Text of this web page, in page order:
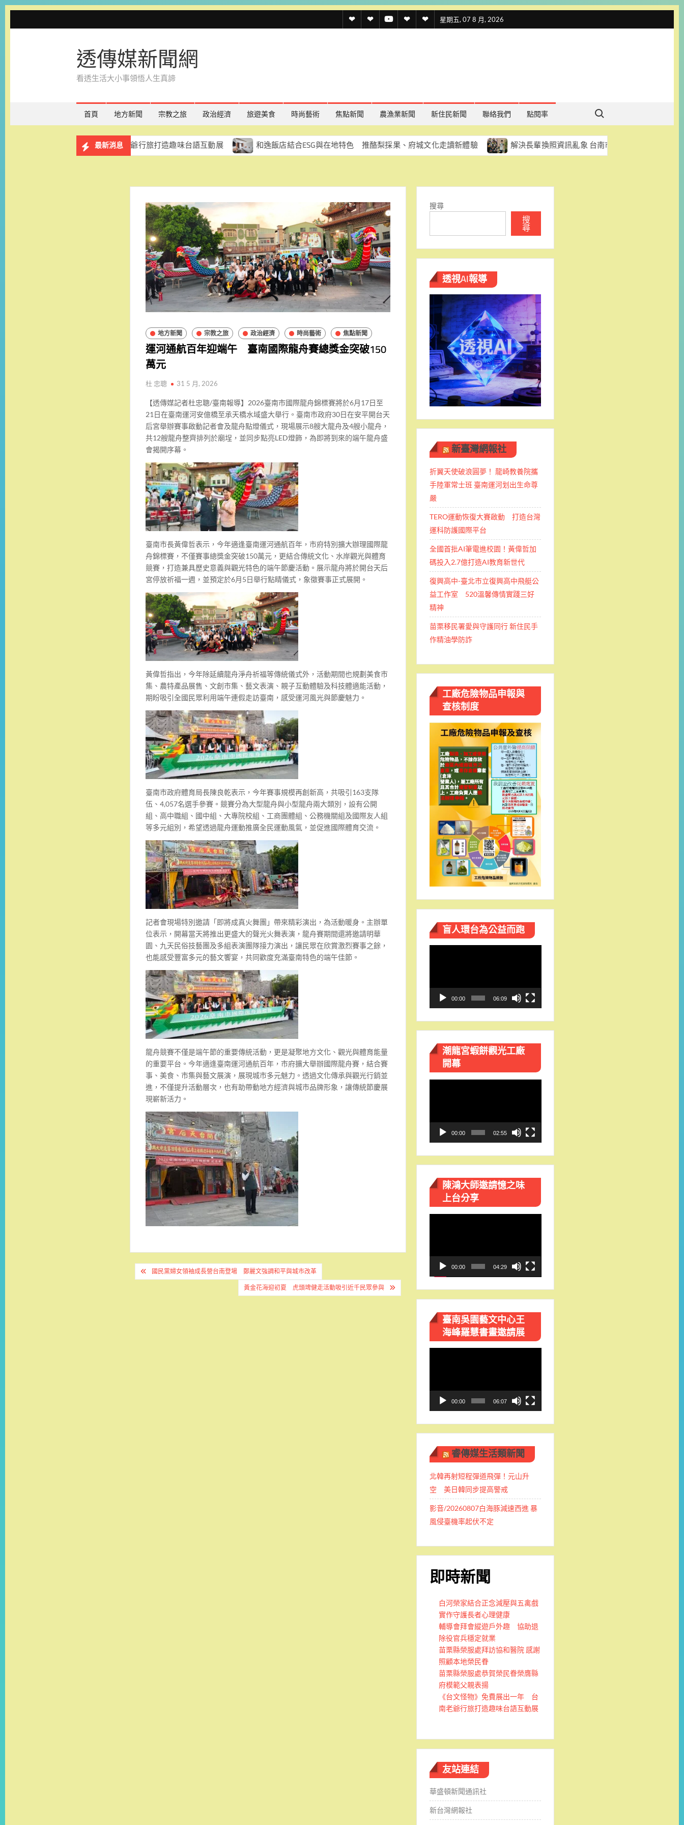
to
星期五, 07 8 月, 2026
透 透
名
透 聯 官
透傳媒新聞網
看透生活大小事領悟人生真諦
首頁 地方新聞 宗教之旅 政治經濟 旅遊美食 時尚藝術 焦點新聞 農漁業新聞 新住民新聞 聯絡我們 點閱率
Search for:
最新消息
免費展出一年 台南老爺行旅打造趣味台語互動展 和逸飯店結合ESG與在地特色 推酪梨採果、府城文化走讀新體驗 解決長輩換照資訊亂象 台南市市議員陳怡珍促每區每月至少辦
地方新聞 宗教之旅 政治經濟 時尚藝術 焦點新聞
運河通航百年迎端午 臺南國際龍舟賽總獎金突破150
萬元
杜 忠聰 31 5 月, 2026
【透傳媒記者杜忠聰/臺南報導】2026臺南市國際龍舟錦標賽將於6月17日至
21日在臺南運河安億橋至承天橋水域盛大舉行。臺南市政府30日在安平開台天
后宮舉辦賽事啟動記者會及龍舟點燈儀式，現場展示8艘大龍舟及4艘小龍舟，
共12艘龍舟整齊排列於廟埕，並同步點亮LED燈飾，為即將到來的端午龍舟盛
會揭開序幕。
臺南市長黃偉哲表示，今年適逢臺南運河通航百年，市府特別擴大辦理國際龍
舟錦標賽，不僅賽事總獎金突破150萬元，更結合傳統文化、水岸觀光與體育
競賽，打造兼具歷史意義與觀光特色的端午節慶活動。展示龍舟將於開台天后
宮停放祈福一週，並預定於6月5日舉行點睛儀式，象徵賽事正式展開。
黃偉哲指出，今年除延續龍舟淨舟祈福等傳統儀式外，活動期間也規劃美食市
集、農特產品展售、文創市集、藝文表演、親子互動體驗及科技體適能活動，
期盼吸引全國民眾利用端午連假走訪臺南，感受運河風光與節慶魅力。
臺南市政府體育局長陳良乾表示，今年賽事規模再創新高，共吸引163支隊
伍、4,057名選手參賽。競賽分為大型龍舟與小型龍舟兩大類別，設有公開
組、高中職組、國中組、大專院校組、工商團體組、公務機關組及國際友人組
等多元組別，希望透過龍舟運動推廣全民運動風氣，並促進國際體育交流。
記者會現場特別邀請「即將成真火舞團」帶來精彩演出，為活動暖身。主辦單
位表示，開幕當天將推出更盛大的聲光火舞表演，龍舟賽期間還將邀請明華
園、九天民俗技藝團及多組表演團隊接力演出，讓民眾在欣賞激烈賽事之餘，
也能感受豐富多元的藝文饗宴，共同歡度充滿臺南特色的端午佳節。
龍舟競賽不僅是端午節的重要傳統活動，更是凝聚地方文化、觀光與體育能量
的重要平台。今年適逢臺南運河通航百年，市府擴大舉辦國際龍舟賽，結合賽
事、美食、市集與藝文展演，展現城市多元魅力。透過文化傳承與觀光行銷並
進，不僅提升活動層次，也有助帶動地方經濟與城市品牌形象，讓傳統節慶展
現嶄新活力。
文
章
國民黨婦女領袖成長營台南登場 鄭麗文強調和平與城市改革
黃金花海迎初夏 虎頭埤健走活動吸引近千民眾參與
搜尋
搜
尋
透視AI報導
新臺灣網報社
折翼天使破浪圓夢！ 龍崎教養院攜
手陸軍常士班 ​臺南運河划出生命尊
嚴
TERO運動恢復大賽啟動 打造台灣
運科防護國際平台
全國首批AI筆電進校園！黃偉哲加
碼投入2.7億打造AI教育新世代
復興高中-臺北市立復興高中飛艇公
益工作室 520溫馨傳情實踐三好
精神
苗栗移民署愛與守護同行 新住民手
作精油學防詐
工廠危險物品申報與
查核制度
盲人環台​為公益而跑
放
00:00 06:09
潮龍宮蝦餅觀光工廠
開幕
00:00 02:55
陳鴻大師邀請憶之味
上台分享
放
00:00 04:29
臺南吳園藝文中心王
海峰羅慧書畫邀請展
00:00 06:07
睿傳媒生活類新聞
北韓再射短程彈道飛彈！元山升
空 美日韓同步提高警戒
影音/20260807白海豚減速西進 暴
風侵臺機率起伏不定
即時新聞
白河榮家結合正念減壓與五禽戲
實作守護長者心理健康
輔導會拜會縱遊戶外趣 協助退
除役官兵穩定就業
苗栗縣榮服處拜訪協和醫院 感謝
照顧本地榮民眷
苗栗縣榮服處恭賀榮民眷榮膺縣
府模範父親表揚
《台文怪物》免費展出一年 台
南老爺行旅打造趣味台語互動展
友站連結
華盛頓新聞通訊社
新台灣網報社